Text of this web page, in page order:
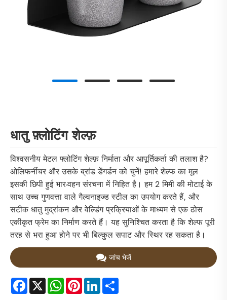
धातु फ़्लोटिंग शेल्फ़
विश्वसनीय मेटल फ्लोटिंग शेल्फ़ निर्माता और आपूर्तिकर्ता की तलाश है?
ओलिफर्नीचर और उसके ब्रांड डेंगर्डन को चुनें! हमारे शेल्फ का मूल
इसकी छिपी हुई भार-वहन संरचना में निहित है। हम 2 मिमी की मोटाई के
साथ उच्च गुणवत्ता वाले गैल्वनाइज्ड स्टील का उपयोग करते हैं, और
सटीक धातु मुद्रांकन और वेल्डिंग प्रक्रियाओं के माध्यम से एक ठोस
एकीकृत फ्रेम का निर्माण करते हैं। यह सुनिश्चित करता है कि शेल्फ पूरी
तरह से भरा हुआ होने पर भी बिल्कुल सपाट और स्थिर रह सकता है।
जांच भेजें
Facebook
X WhatsApp
PinterestLinkedIn